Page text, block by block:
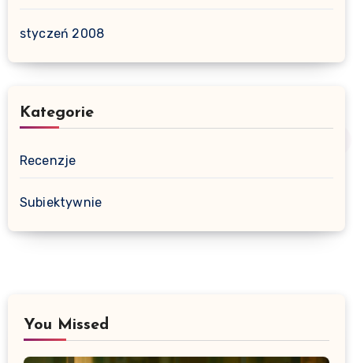
styczeń 2008
Kategorie
Recenzje
Subiektywnie
You Missed